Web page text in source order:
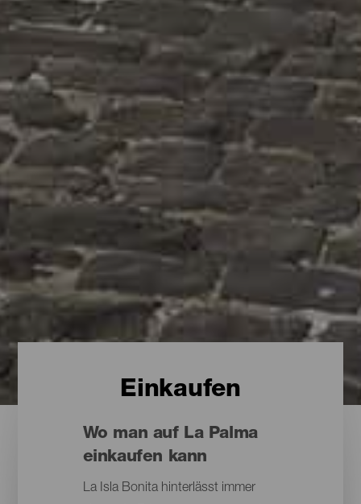
Einkaufen
Wo man auf La Palma
einkaufen kann
La Isla Bonita hinterlässt immer